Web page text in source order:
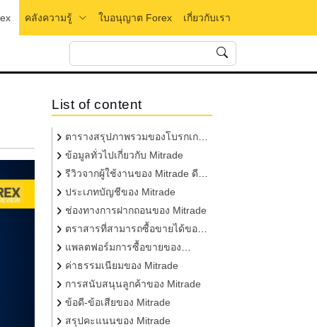
คลังความรู้ ใบอนุญาต Forex เกี่ยวกับเรา
List of content
ตารางสรุปภาพรวมของโบรกเกอร์
Mitrade
ข้อมูลทั่วไปเกี่ยวกับ Mitrade
รีวิวจากผู้ใช้งานของ Mitrade ดี
ไหม?ประเภทบัญชีของ Mitrade
ช่องทางการฝากถอนของ Mitrade
ตราสารที่สามารถซื้อขายได้ของ
Mitrade
แพลตฟอร์มการซื้อขายของ
Mitrade
ค่าธรรมเนียมของ Mitrade
การสนับสนุนลูกค้าของ Mitrade
ข้อดี-ข้อเสียของ Mitrade
สรุปคะแนนของ Mitrade